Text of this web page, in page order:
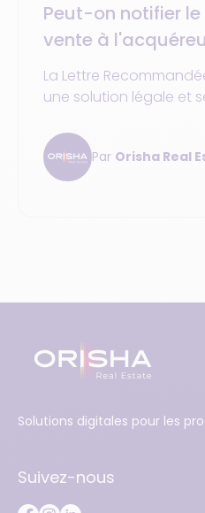
Peut-on notifier
vente à
Recommandée
La Lettre
une solution légale et
Simplifiez vos
temps avec la LRE
de vente immobilier à
Par Orisha Real
Solutions digitales pour les
Suivez-nous